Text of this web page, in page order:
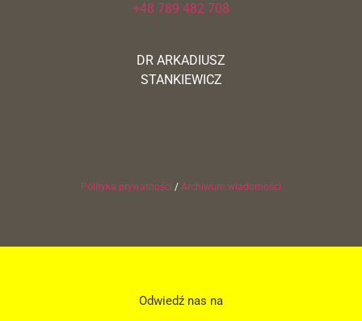
+48 789 482 708
DR ARKADIUSZ
STANKIEWICZ
Polityka prywatności / Archiwum wiadomości
Odwiedź nas na